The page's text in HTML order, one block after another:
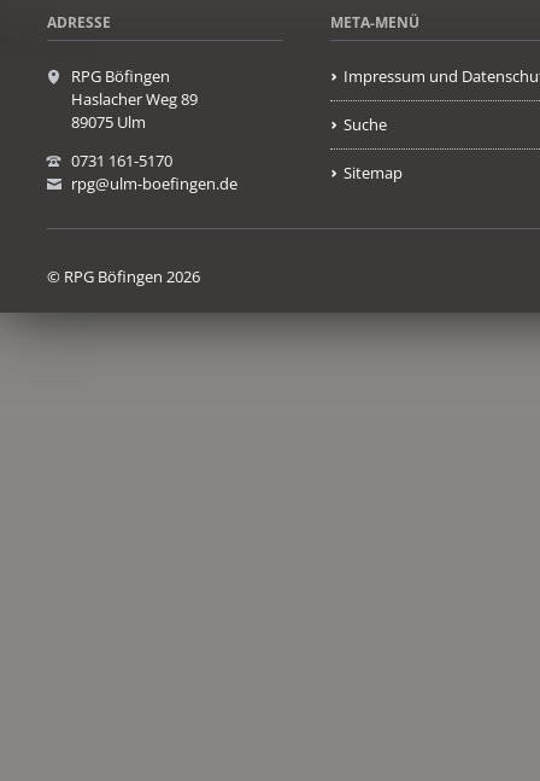
ADRESSE
RPG Böfingen
Haslacher Weg 89
89075 Ulm
0731 161-5170
rpg@ulm-boefingen.de
META-MENÜ
Impressum und
Suche
Sitemap
© RPG Böfingen 2026